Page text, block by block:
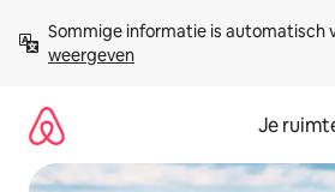
direct
naar
Sommige informatie is automatisch
weergeven
Je